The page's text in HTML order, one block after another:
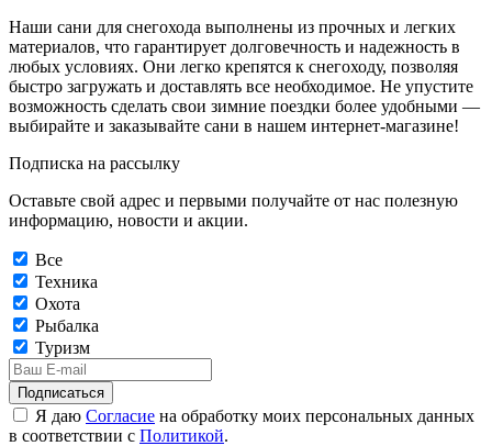
Наши сани для снегохода выполнены из прочных и легких
материалов, что гарантирует долговечность и надежность в
любых условиях. Они легко крепятся к снегоходу, позволяя
быстро загружать и доставлять все необходимое. Не упустите
возможность сделать свои зимние поездки более удобными —
выбирайте и заказывайте сани в нашем интернет-магазине!
Подписка на рассылку
Оставьте свой адрес и первыми получайте от нас полезную
информацию, новости и акции.
Все
Техника
Охота
Рыбалка
Туризм
Подписаться
Я даю Согласие на обработку моих персональных данных
в соответствии с Политикой.